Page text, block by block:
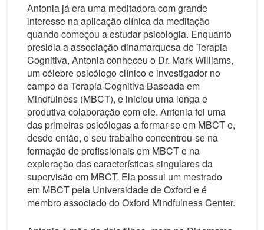
Antonia já era uma meditadora com grande
interesse na aplicação clínica da meditação
quando começou a estudar psicologia. Enquanto
presidia a associação dinamarquesa de Terapia
Cognitiva, Antonia conheceu o Dr. Mark Williams,
um célebre psicólogo clínico e investigador no
campo da Terapia Cognitiva Baseada em
Mindfulness (MBCT), e iniciou uma longa e
produtiva colaboração com ele. Antonia foi uma
das primeiras psicólogas a formar-se em MBCT e,
desde então, o seu trabalho concentrou-se na
formação de profissionais em MBCT e na
exploração das características singulares da
supervisão em MBCT. Ela possui um mestrado
em MBCT pela Universidade de Oxford e é
membro associado do Oxford Mindfulness Center.